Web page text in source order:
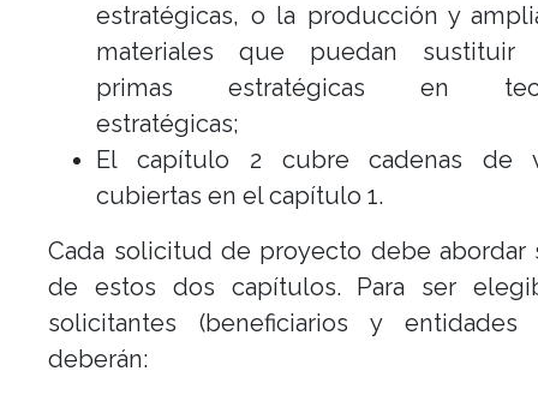
estratégicas, o la producción y
materiales que puedan sustituir
primas estratégicas en
estratégicas;
El capítulo 2 cubre cadenas de
cubiertas en el capítulo 1.
Cada solicitud de proyecto debe abordar
de estos dos capítulos. Para ser
solicitantes (beneficiarios y entidades
deberán: